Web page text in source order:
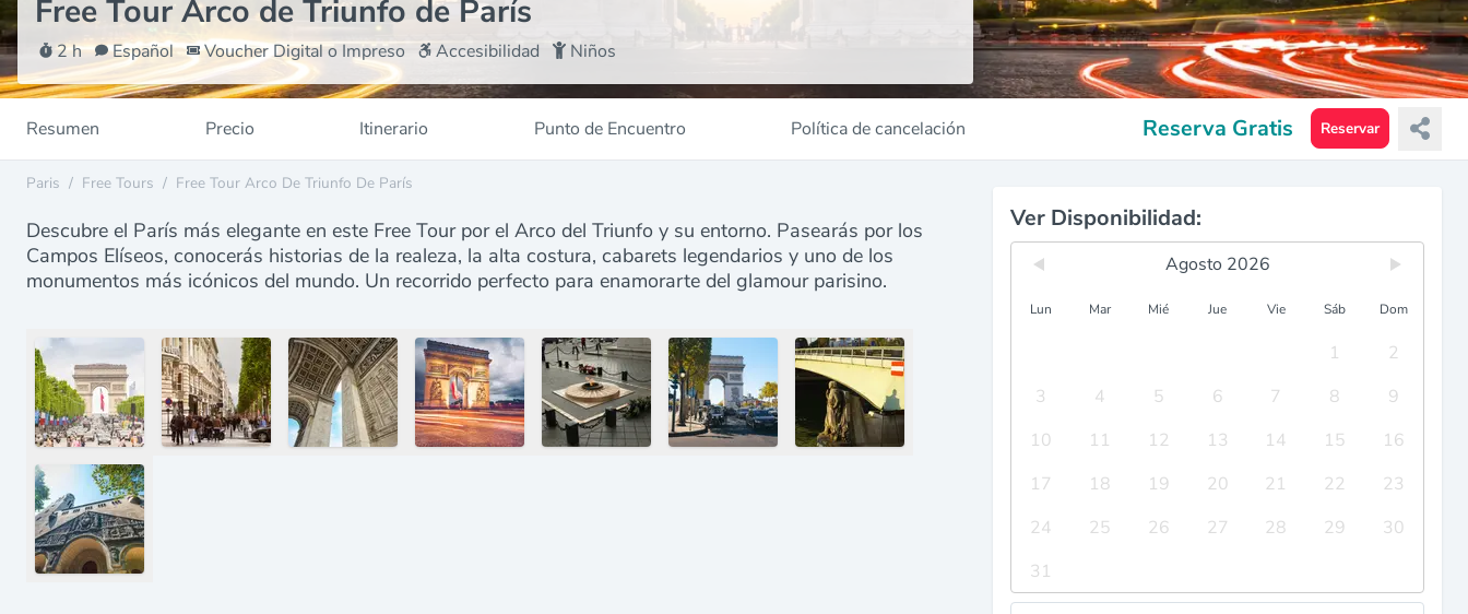
Free Tour Arco de Triunfo de París
2 h Español Voucher Digital o Impreso Accesibilidad Niños
Resumen Precio Itinerario Punto de Encuentro Política de cancelación Reserva Gratis Reservar
Paris / Free Tours / Free Tour Arco De Triunfo De París
Descubre el París más elegante en este Free Tour por el Arco del Triunfo y su entorno. Pasearás por los
Campos Elíseos, conocerás historias de la realeza, la alta costura, cabarets legendarios y uno de los
monumentos más icónicos del mundo. Un recorrido perfecto para enamorarte del glamour parisino.
Ver Disponibilidad:
Agosto 2026
Lun Mar Mié Jue Vie Sáb Dom
1
2
3
4 5 6 7 8
9
10
11 12 13 14 15
16
17
18 19 20 21 22
23
24
25 26 27 28 29
30
31